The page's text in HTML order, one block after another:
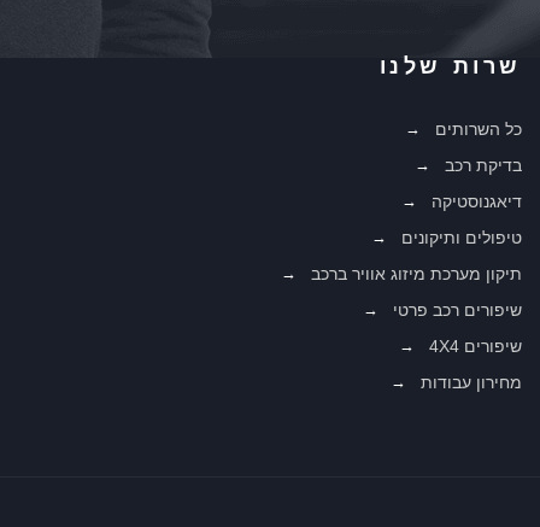
שרות שלנו
כל השרותים
בדיקת רכב
דיאגנוסטיקה
טיפולים ותיקונים
תיקון מערכת מיזוג אוויר ברכב
שיפורים רכב פרטי
שיפורים 4X4
מחירון עבודות